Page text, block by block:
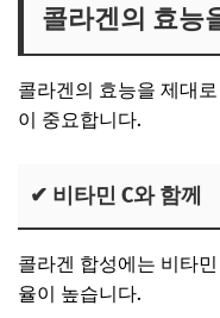
콜라겐의 효능
콜라겐의 효능을 제대
이 중요합니다.
✔ 비타민 C와 함께
콜라겐 합성에는 비타
율이 높습니다.